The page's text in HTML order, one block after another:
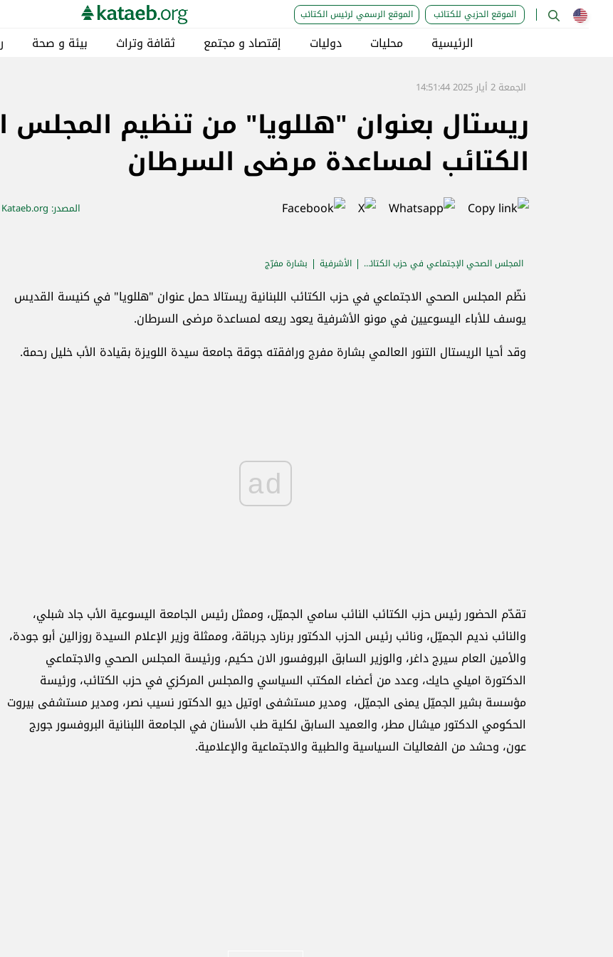
الموقع الحزبي للكتائب الموقع الرسمي لرئيس الكتائب
الرئيسية محليات دوليات إقتصاد و مجتمع ثقافة وتراث بيئة و صحة
الجمعة 2 أيار 2025 14:51:44
ريستال بعنوان "هللويا" من تنظيم
الكتائب لمساعدة مرضى السرطان
المصدر: Kataeb.org
المجلس الصحي الإجتماعي في حزب الكتائب الأشرفية بشارة مفرّج
نظّم المجلس الصحي الاجتماعي في حزب الكتائب اللبنانية ريستالا حمل عنوان "هللويا" في كنيسة القديس
يوسف للأباء اليسوعيين في مونو الأشرفية يعود ريعه لمساعدة مرضى السرطان.
وقد أحيا الريستال التنور العالمي بشارة مفرج ورافقته جوقة جامعة سيدة اللويزة بقيادة الأب خليل رحمة.
ad
تقدّم الحضور رئيس حزب الكتائب النائب سامي الجميّل، وممثل رئيس الجامعة اليسوعية الأب جاد شبلي،
والنائب نديم الجميّل، ونائب رئيس الحزب الدكتور برنارد جرباقة، وممثلة وزير الإعلام السيدة روزالين أبو جودة،
والأمين العام سيرج داغر، والوزير السابق البروفسور الان حكيم، ورئيسة المجلس الصحي والاجتماعي
الدكتورة اميلي حايك، وعدد من أعضاء المكتب السياسي والمجلس المركزي في حزب الكتائب، ورئيسة
مؤسسة بشير الجميّل يمنى الجميّل، ومدير مستشفى اوتيل ديو الدكتور نسيب نصر، ومدير مستشفى بيروت
الحكومي الدكتور ميشال مطر، والعميد السابق لكلية طب الأسنان في الجامعة اللبنانية البروفسور جورج
عون، وحشد من الفعاليات السياسية والطبية والاجتماعية والإعلامية.